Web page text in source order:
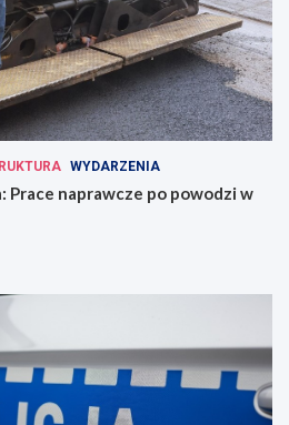
WYDARZENIA
Prace naprawcze po powodzi w